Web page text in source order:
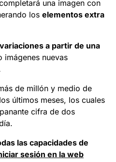
una imagen con
los elementos extra
a partir de una
imágenes nuevas
de millón y medio de
últimos meses, los cuales
cifra de dos
las capacidades de
sesión en la web